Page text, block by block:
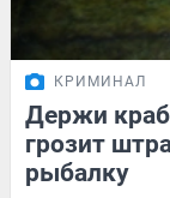
КРИМИНАЛ
Держи
грозит
рыбалку